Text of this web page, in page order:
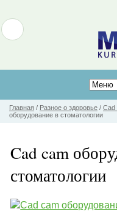
Главная / Разное о здоровье / Cad
оборудование в стоматологии
Cad cam
стоматологии